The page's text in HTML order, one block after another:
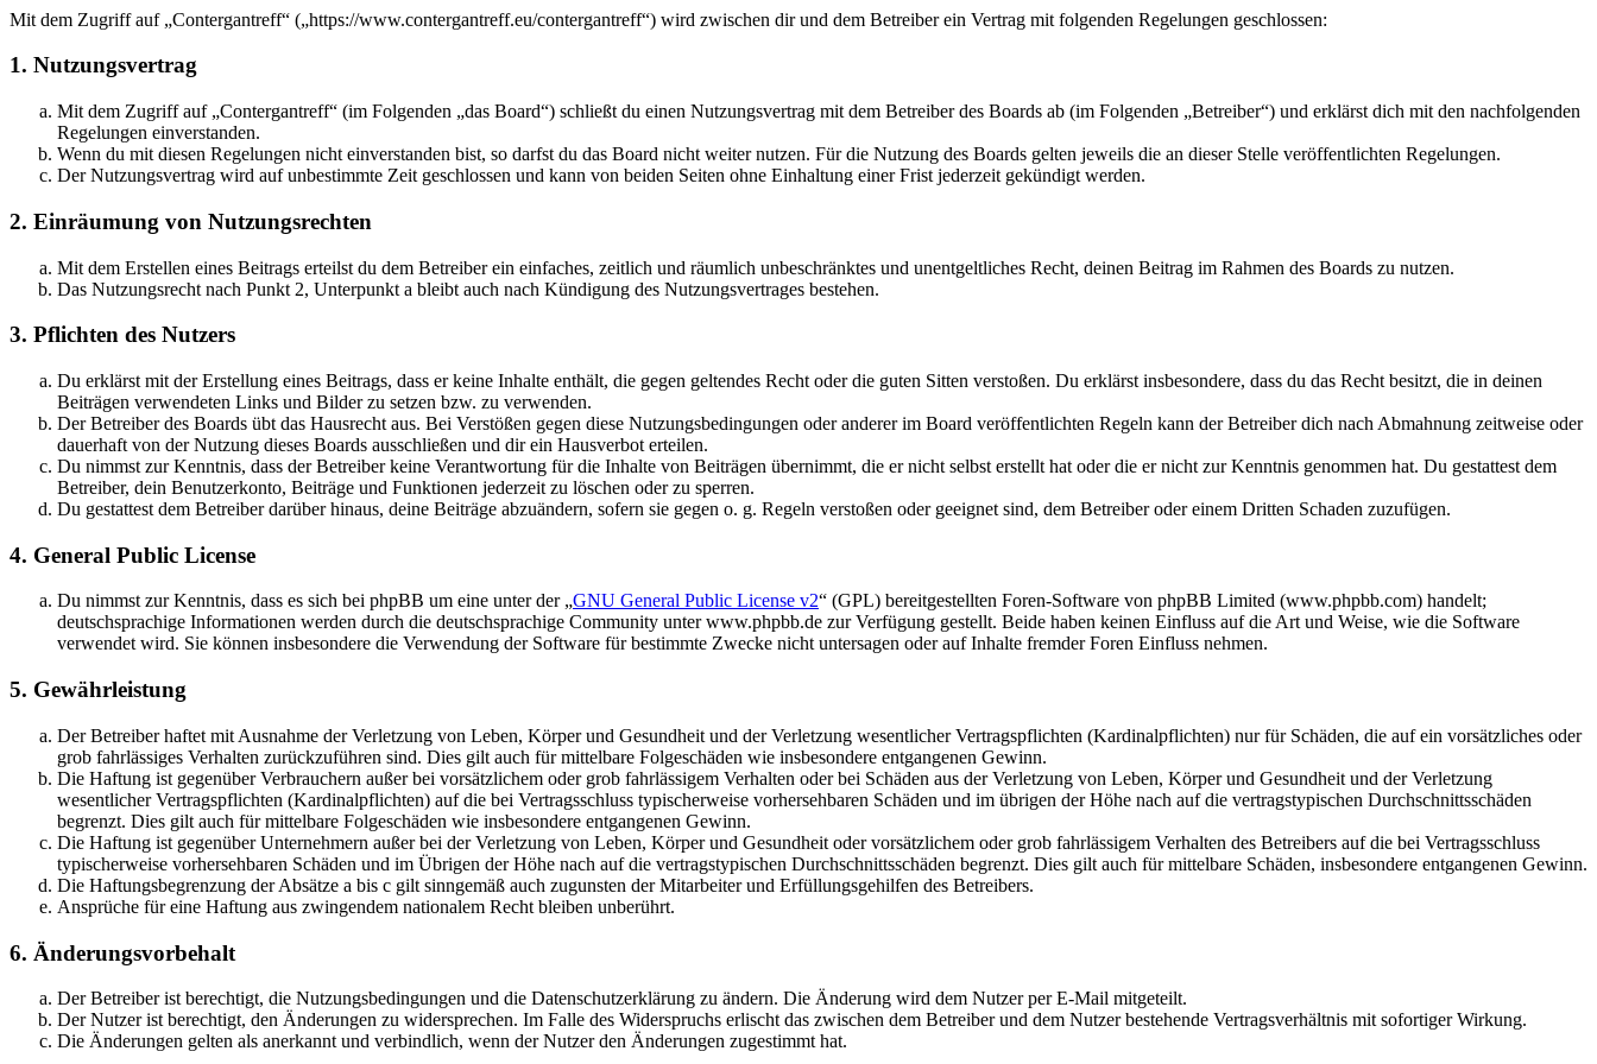
Mit dem Zugriff auf „Contergantreff“ („https://www.contergantreff.eu/contergantreff“) wird zwischen dir und dem Betreiber ein Vertrag mit folgenden Regelungen geschlossen:
1. Nutzungsvertrag
Mit dem Zugriff auf „Contergantreff“ (im Folgenden „das Board“) schließt du einen Nutzungsvertrag mit dem Betreiber des Boards ab (im Folgenden „Betreiber“) und erklärst dich mit den nachfolgenden
Regelungen einverstanden.
Wenn du mit diesen Regelungen nicht einverstanden bist, so darfst du das Board nicht weiter nutzen. Für die Nutzung des Boards gelten jeweils die an dieser Stelle veröffentlichten Regelungen.
Der Nutzungsvertrag wird auf unbestimmte Zeit geschlossen und kann von beiden Seiten ohne Einhaltung einer Frist jederzeit gekündigt werden.
2. Einräumung von Nutzungsrechten
Mit dem Erstellen eines Beitrags erteilst du dem Betreiber ein einfaches, zeitlich und räumlich unbeschränktes und unentgeltliches Recht, deinen Beitrag im Rahmen des Boards zu nutzen.
Das Nutzungsrecht nach Punkt 2, Unterpunkt a bleibt auch nach Kündigung des Nutzungsvertrages bestehen.
3. Pflichten des Nutzers
Du erklärst mit der Erstellung eines Beitrags, dass er keine Inhalte enthält, die gegen geltendes Recht oder die guten Sitten verstoßen. Du erklärst insbesondere, dass du das Recht besitzt, die in deinen
Beiträgen verwendeten Links und Bilder zu setzen bzw. zu verwenden.
Der Betreiber des Boards übt das Hausrecht aus. Bei Verstößen gegen diese Nutzungsbedingungen oder anderer im Board veröffentlichten Regeln kann der Betreiber dich nach Abmahnung zeitweise oder
dauerhaft von der Nutzung dieses Boards ausschließen und dir ein Hausverbot erteilen.
Du nimmst zur Kenntnis, dass der Betreiber keine Verantwortung für die Inhalte von Beiträgen übernimmt, die er nicht selbst erstellt hat oder die er nicht zur Kenntnis genommen hat. Du gestattest dem
Betreiber, dein Benutzerkonto, Beiträge und Funktionen jederzeit zu löschen oder zu sperren.
Du gestattest dem Betreiber darüber hinaus, deine Beiträge abzuändern, sofern sie gegen o. g. Regeln verstoßen oder geeignet sind, dem Betreiber oder einem Dritten Schaden zuzufügen.
4. General Public License
Du nimmst zur Kenntnis, dass es sich bei phpBB um eine unter der „GNU General Public License v2“ (GPL) bereitgestellten Foren-Software von phpBB Limited (www.phpbb.com) handelt;
deutschsprachige Informationen werden durch die deutschsprachige Community unter www.phpbb.de zur Verfügung gestellt. Beide haben keinen Einfluss auf die Art und Weise, wie die Software
verwendet wird. Sie können insbesondere die Verwendung der Software für bestimmte Zwecke nicht untersagen oder auf Inhalte fremder Foren Einfluss nehmen.
5. Gewährleistung
Der Betreiber haftet mit Ausnahme der Verletzung von Leben, Körper und Gesundheit und der Verletzung wesentlicher Vertragspflichten (Kardinalpflichten) nur für Schäden, die auf ein vorsätzliches oder
grob fahrlässiges Verhalten zurückzuführen sind. Dies gilt auch für mittelbare Folgeschäden wie insbesondere entgangenen Gewinn.
Die Haftung ist gegenüber Verbrauchern außer bei vorsätzlichem oder grob fahrlässigem Verhalten oder bei Schäden aus der Verletzung von Leben, Körper und Gesundheit und der Verletzung
wesentlicher Vertragspflichten (Kardinalpflichten) auf die bei Vertragsschluss typischerweise vorhersehbaren Schäden und im übrigen der Höhe nach auf die vertragstypischen Durchschnittsschäden
begrenzt. Dies gilt auch für mittelbare Folgeschäden wie insbesondere entgangenen Gewinn.
Die Haftung ist gegenüber Unternehmern außer bei der Verletzung von Leben, Körper und Gesundheit oder vorsätzlichem oder grob fahrlässigem Verhalten des Betreibers auf die bei Vertragsschluss
typischerweise vorhersehbaren Schäden und im Übrigen der Höhe nach auf die vertragstypischen Durchschnittsschäden begrenzt. Dies gilt auch für mittelbare Schäden, insbesondere entgangenen Gewinn.
Die Haftungsbegrenzung der Absätze a bis c gilt sinngemäß auch zugunsten der Mitarbeiter und Erfüllungsgehilfen des Betreibers.
Ansprüche für eine Haftung aus zwingendem nationalem Recht bleiben unberührt.
6. Änderungsvorbehalt
Der Betreiber ist berechtigt, die Nutzungsbedingungen und die Datenschutzerklärung zu ändern. Die Änderung wird dem Nutzer per E-Mail mitgeteilt.
Der Nutzer ist berechtigt, den Änderungen zu widersprechen. Im Falle des Widerspruchs erlischt das zwischen dem Betreiber und dem Nutzer bestehende Vertragsverhältnis mit sofortiger Wirkung.
Die Änderungen gelten als anerkannt und verbindlich, wenn der Nutzer den Änderungen zugestimmt hat.